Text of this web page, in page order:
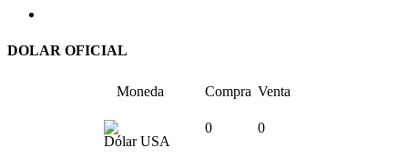
DOLAR OFICIAL
Moneda Compra Venta
Dólar USA
0 0